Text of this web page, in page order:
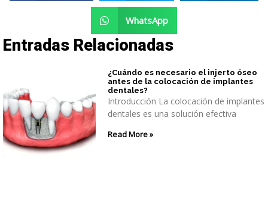
WhatsApp
Entradas Relacionadas
¿Cuándo es necesario el injerto óseo
antes de la colocación de implantes
dentales?
Introducción La colocación de implantes
dentales es una solución efectiva
Read More »